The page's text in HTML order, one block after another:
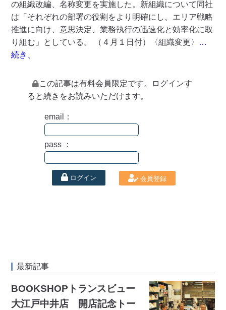
の組織改編、名称変更を実施した。新組織について同社
は「それぞれの部署の役割をより明確にし、エリア戦略
推進に向け、意思決定、業務執行の迅速化と効率化に取
り組む」としている。 （４月１日付）〈組織変更〉 …
続き、
この記事は有料会員限定です。ログインす
ると続きをお読みいただけます。
email：
pass ：
ログイン 会員登録
最新記事
BOOKSHOPトランスビュー
大江戸中井店 開店記念トー